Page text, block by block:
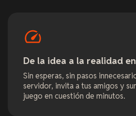
De la idea a la realidad
Sin esperas, sin pasos
servidor, invita a tus amigos y
juego en cuestión de minutos.